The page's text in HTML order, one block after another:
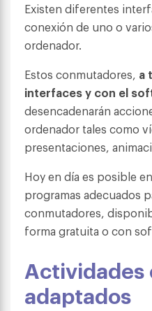
Existen diferentes
conexión de uno o
ordenador.
Estos conmutadores, a
interfaces y con el
desencadenarán
ordenador tales como
presentaciones,
Hoy en día es posible
programas adecuados
conmutadores,
forma gratuita o con
Actividades
adaptados